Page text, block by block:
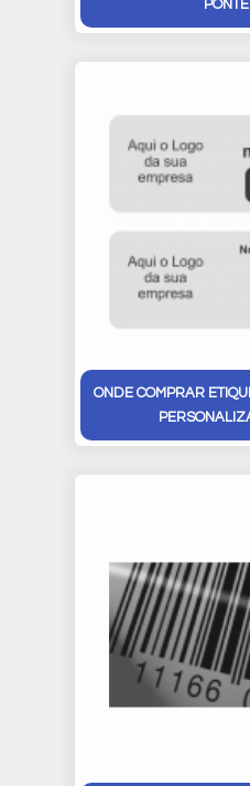
ONDE COMPRAR